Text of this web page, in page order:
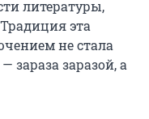
литературы,
эта
не стала
зараза заразой, а